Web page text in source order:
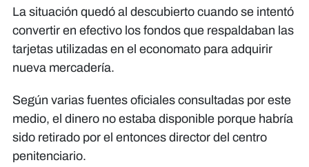
La situación quedó al descubierto cuando se intentó
convertir en efectivo los fondos que respaldaban las
tarjetas utilizadas en el economato para adquirir
nueva mercadería.
Según varias fuentes oficiales consultadas por este
medio, el dinero no estaba disponible porque habría
sido retirado por el entonces director del centro
penitenciario.